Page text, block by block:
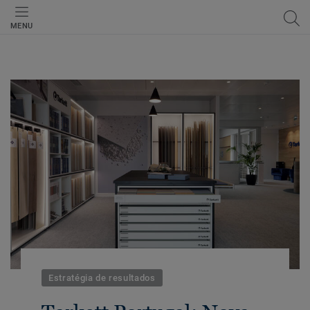
MENU
Estratégia de resultados